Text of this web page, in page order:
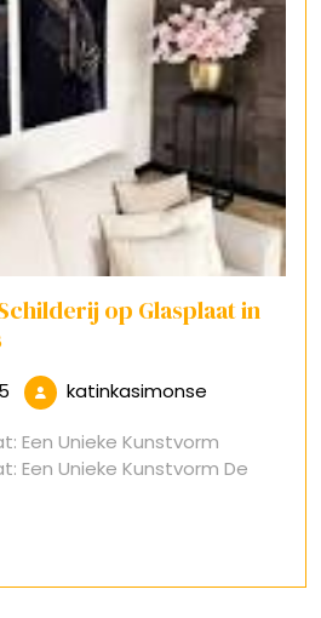
op Glasplaat in
10
augustus
2025
katinkasimonse
Een Unieke Kunstvorm
Een Unieke Kunstvorm De